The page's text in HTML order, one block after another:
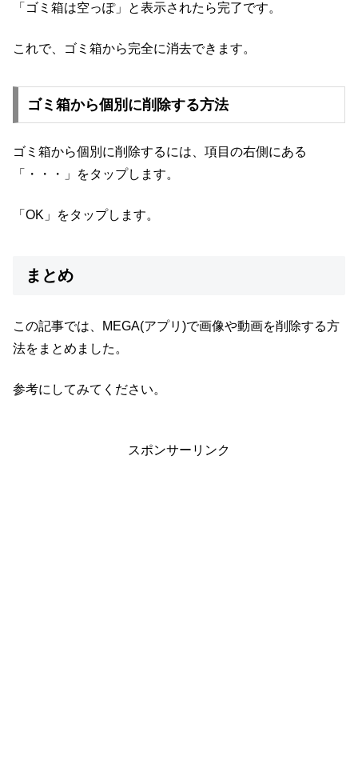
「ゴミ箱は空っぽ」と表示されたら完了です。
これで、ゴミ箱から完全に消去できます。
ゴミ箱から個別に削除する方法
ゴミ箱から個別に削除するには、項目の右側にある
「・・・」をタップします。
「OK」をタップします。
まとめ
この記事では、MEGA(アプリ)で画像や動画を削除する方
法をまとめました。
参考にしてみてください。
スポンサーリンク